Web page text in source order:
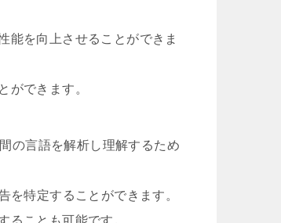
能を向上させることができま
ができます。
の言語を解析し理解するため
を特定することができます。
ることも可能です。